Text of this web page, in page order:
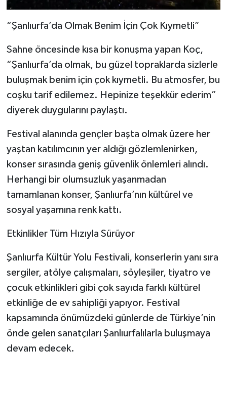
“Şanlıurfa’da Olmak Benim İçin Çok Kıymetli”
Sahne öncesinde kısa bir konuşma yapan Koç,
“Şanlıurfa’da olmak, bu güzel topraklarda sizlerle
buluşmak benim için çok kıymetli. Bu atmosfer, bu
coşku tarif edilemez. Hepinize teşekkür ederim”
diyerek duygularını paylaştı.
Festival alanında gençler başta olmak üzere her
yaştan katılımcının yer aldığı gözlemlenirken,
konser sırasında geniş güvenlik önlemleri alındı.
Herhangi bir olumsuzluk yaşanmadan
tamamlanan konser, Şanlıurfa’nın kültürel ve
sosyal yaşamına renk kattı.
Etkinlikler Tüm Hızıyla Sürüyor
Şanlıurfa Kültür Yolu Festivali, konserlerin yanı sıra
sergiler, atölye çalışmaları, söyleşiler, tiyatro ve
çocuk etkinlikleri gibi çok sayıda farklı kültürel
etkinliğe de ev sahipliği yapıyor. Festival
kapsamında önümüzdeki günlerde de Türkiye’nin
önde gelen sanatçıları Şanlıurfalılarla buluşmaya
devam edecek.